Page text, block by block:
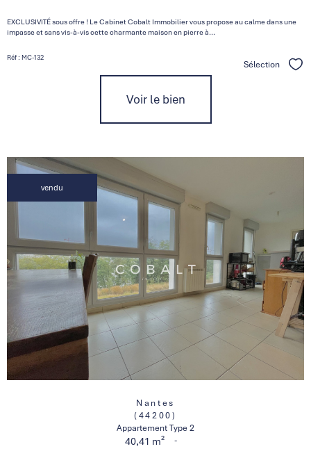
EXCLUSIVITÉ sous offre ! Le Cabinet Cobalt Immobilier vous propose au calme dans une
impasse et sans vis-à-vis cette charmante maison en pierre à...
Réf : MC-132
Sélection
Voir le bien
vendu
Nantes
(44200)
Appartement Type 2
40,41 m² -